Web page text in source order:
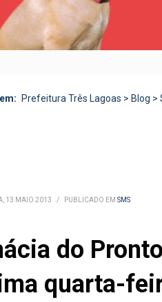
Prefeitura Três Lagoas > Blog >
13 MAIO 2013 / PUBLICADO EM SMS
do
quarta-